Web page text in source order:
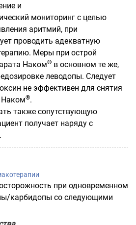
и
мониторинг с целью
аритмий, при
проводить адекватную
Меры при острой
Наком® в основном те же,
леводопы. Следует
не эффективен для снятия
Наком®.
также сопутствующую
получает наряду с
.
при одновременном
карбидопы со следующими